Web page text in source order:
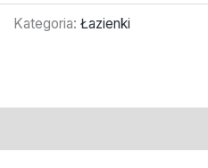
Kategoria: Łazienki